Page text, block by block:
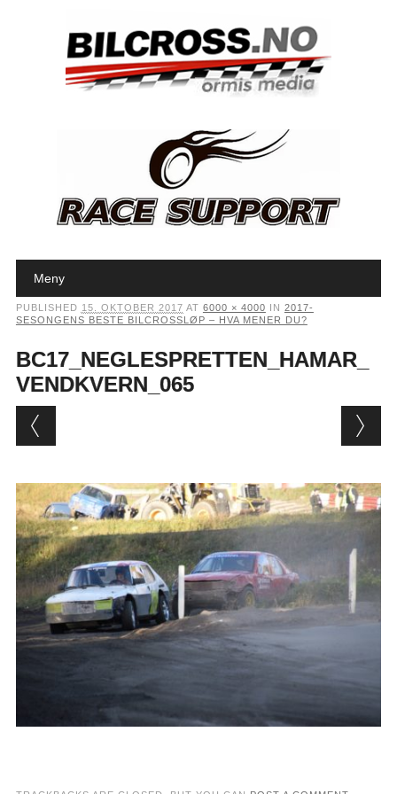
Main menu
Meny
PUBLISHED 15. OKTOBER 2017 AT 6000 × 4000 IN 2017-
SESONGENS BESTE BILCROSSLØP – HVA MENER DU?
BC17_NEGLESPRETTEN_HAMAR_
VENDKVERN_065